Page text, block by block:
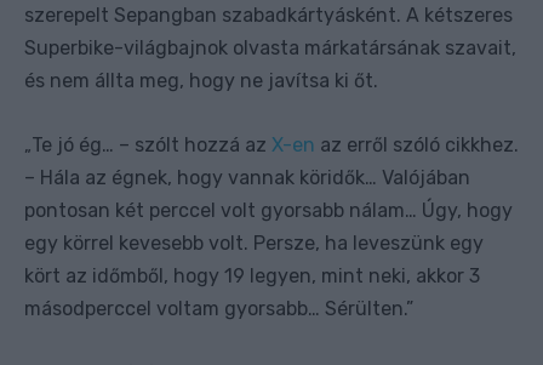
szerepelt Sepangban szabadkártyásként. A kétszeres
Superbike-világbajnok olvasta márkatársának szavait,
és nem állta meg, hogy ne javítsa ki őt.
„Te jó ég… – szólt hozzá az X-en az erről szóló cikkhez.
– Hála az égnek, hogy vannak köridők… Valójában
pontosan két perccel volt gyorsabb nálam… Úgy, hogy
egy körrel kevesebb volt. Persze, ha leveszünk egy
kört az időmből, hogy 19 legyen, mint neki, akkor 3
másodperccel voltam gyorsabb… Sérülten.”